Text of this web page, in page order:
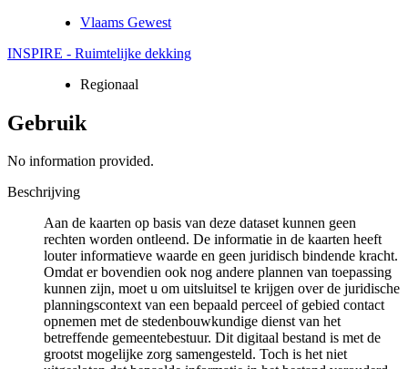
Vlaams Gewest
INSPIRE - Ruimtelijke dekking
Regionaal
Gebruik
No information provided.
Beschrijving
Aan de kaarten op basis van deze dataset kunnen geen
rechten worden ontleend. De informatie in de kaarten heeft
louter informatieve waarde en geen juridisch bindende kracht.
Omdat er bovendien ook nog andere plannen van toepassing
kunnen zijn, moet u om uitsluitsel te krijgen over de juridische
planningscontext van een bepaald perceel of gebied contact
opnemen met de stedenbouwkundige dienst van het
betreffende gemeentebestuur. Dit digitaal bestand is met de
grootst mogelijke zorg samengesteld. Toch is het niet